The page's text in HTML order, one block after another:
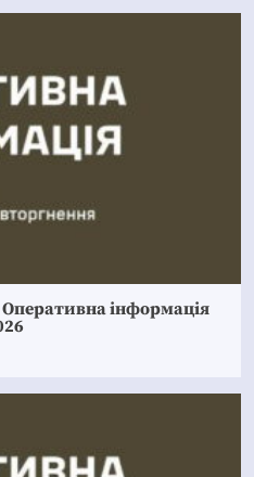
інформація